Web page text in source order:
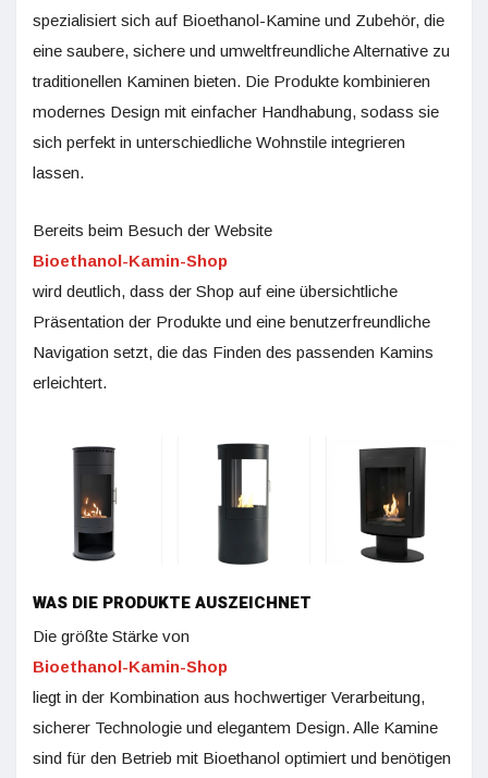
spezialisiert sich auf Bioethanol-Kamine und Zubehör, die
eine saubere, sichere und umweltfreundliche Alternative zu
traditionellen Kaminen bieten. Die Produkte kombinieren
modernes Design mit einfacher Handhabung, sodass sie
sich perfekt in unterschiedliche Wohnstile integrieren
lassen.
Bereits beim Besuch der Website
Bioethanol-Kamin-Shop
wird deutlich, dass der Shop auf eine übersichtliche
Präsentation der Produkte und eine benutzerfreundliche
Navigation setzt, die das Finden des passenden Kamins
erleichtert.
WAS DIE PRODUKTE AUSZEICHNET
Die größte Stärke von
Bioethanol-Kamin-Shop
liegt in der Kombination aus hochwertiger Verarbeitung,
sicherer Technologie und elegantem Design. Alle Kamine
sind für den Betrieb mit Bioethanol optimiert und benötigen